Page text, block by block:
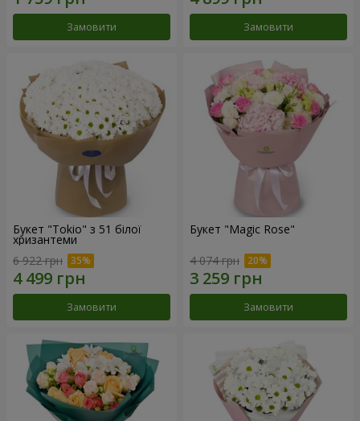
Замовити Замовити
Букет "Tokio" з 51 білої
хризантеми
6 922 грн
Замовити
Букет "Magic Rose"
4 074 грн
Замовити